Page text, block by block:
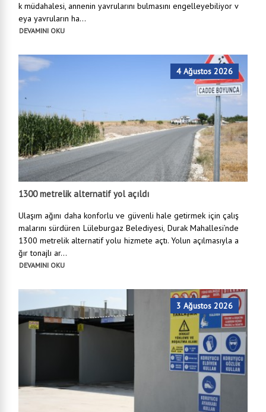
k müdahalesi, annenin yavrularını bulmasını engelleyebiliyor v
eya yavruların ha...
DEVAMINI OKU
4 Ağustos 2026
1300 metrelik alternatif yol açıldı
Ulaşım ağını daha konforlu ve güvenli hale getirmek için çalış
malarını sürdüren Lüleburgaz Belediyesi, Durak Mahallesi’nde
1300 metrelik alternatif yolu hizmete açtı. Yolun açılmasıyla a
ğır tonajlı ar...
DEVAMINI OKU
3 Ağustos 2026